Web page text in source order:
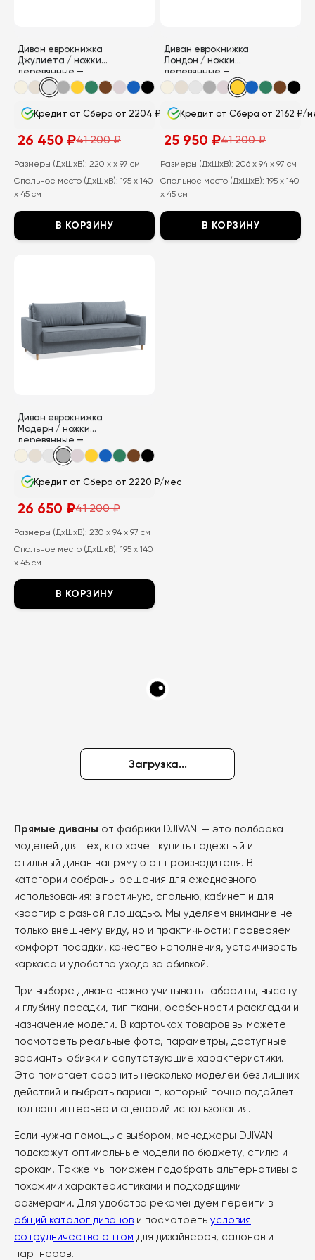
товара.
товара.
Диван еврокнижка
Джулиета / ножки
деревянные —
бежевые
Кредит от Сбера от 2204 ₽/мес
41 200₽
Первоначальная
составляла
200
₽.
26 450 ₽
Текущая
26
₽.
Размеры (ДхШхВ): 220 x x 97 см
Спальное место (ДхШхВ): 195 x 140
x 45 см
В КОРЗИНУ
несколько
вариаций.
Опции
можно
товара.
Диван еврокнижка
Лондон / ножки
деревянные —
бежевые
Кредит от Сбера от 2162 ₽/
41 200₽
Первоначальная
составляла
200
₽.
25 950 ₽
Текущая
25
₽.
Размеры (ДхШхВ): 206 x 94 x 97 см
Спальное место (ДхШхВ): 195 x 140
x 45 см
В КОРЗИНУ
Диван еврокнижка
Модерн / ножки
деревянные —
бежевые
Кредит от Сбера от 2220 ₽/мес
41 200₽
Первоначальная
составляла
200
₽.
26 650 ₽
Текущая
26
₽.
Размеры (ДхШхВ): 230 x 94 x 97 см
Спальное место (ДхШхВ): 195 x 140
x 45 см
В КОРЗИНУ
Загрузка...
Прямые диваны от фабрики DJIVANI — это подборка
моделей для тех, кто хочет купить надежный и
стильный диван напрямую от производителя. В
категории собраны решения для ежедневного
использования: в гостиную, спальню, кабинет и для
квартир с разной площадью. Мы уделяем внимание не
только внешнему виду, но и практичности: проверяем
комфорт посадки, качество наполнения, устойчивость
каркаса и удобство ухода за обивкой.
При выборе дивана важно учитывать габариты, высоту
и глубину посадки, тип ткани, особенности раскладки и
назначение модели. В карточках товаров вы можете
посмотреть реальные фото, параметры, доступные
варианты обивки и сопутствующие характеристики.
Это помогает сравнить несколько моделей без лишних
действий и выбрать вариант, который точно подойдет
под ваш интерьер и сценарий использования.
Если нужна помощь с выбором, менеджеры DJIVANI
подскажут оптимальные модели по бюджету, стилю и
срокам. Также мы поможем подобрать альтернативы с
похожими характеристиками и подходящими
размерами. Для удобства рекомендуем перейти в
общий каталог диванов и посмотреть условия
сотрудничества оптом для дизайнеров, салонов и
партнеров.